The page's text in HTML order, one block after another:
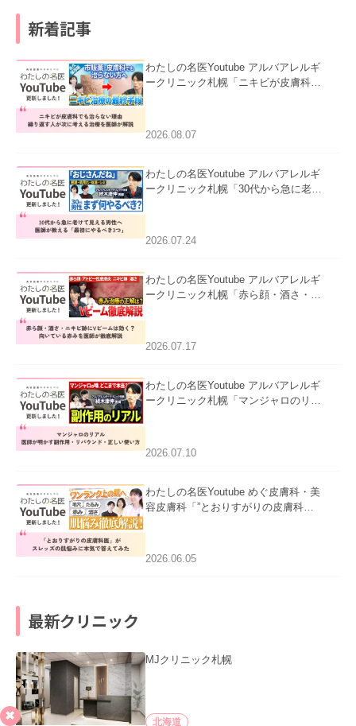
新着記事
わたしの名医Youtube アルバアレルギ
ークリニック札幌「ニキビが皮膚科で
ました。
2026.08.07
わたしの名医Youtube アルバアレルギ
ークリニック札幌「30代から急に老け
た。
2026.07.24
わたしの名医Youtube アルバアレルギ
ークリニック札幌「赤ら顔・酒さ・ニ
ました。
2026.07.17
わたしの名医Youtube アルバアレルギ
ークリニック札幌「マンジャロのリア
た。
2026.07.10
わたしの名医Youtube めぐ皮膚科・美
容皮膚科「”とおりすがりの皮膚科
2026.06.05
最新クリニック
MJクリニック札幌
北海道